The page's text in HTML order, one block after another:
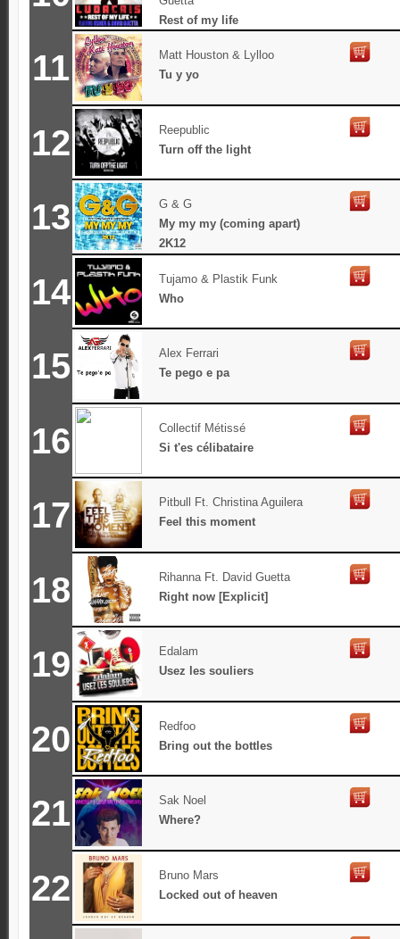
Rest of my life
11
Matt Houston & Lylloo
Tu y yo
12
Reepublic
Turn off the light
13
G & G
My my my (coming apart)
2K12
14
Tujamo & Plastik Funk
Who
15
Alex Ferrari
Te pego e pa
16
Collectif Métissé
Si t'es célibataire
17
Pitbull Ft. Christina Aguilera
Feel this moment
18
Rihanna Ft. David Guetta
Right now [Explicit]
19
Edalam
Usez les souliers
20
Redfoo
Bring out the bottles
21
Sak Noel
Where?
22
Bruno Mars
Locked out of heaven